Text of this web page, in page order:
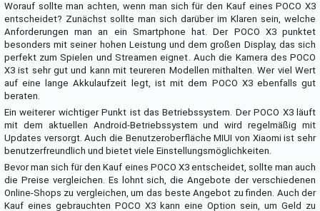
Worauf sollte man achten, wenn man sich für den Kauf eines POCO X3
entscheidet? Zunächst sollte man sich darüber im Klaren sein, welche
Anforderungen man an ein Smartphone hat. Der POCO X3 punktet
besonders mit seiner hohen Leistung und dem großen Display, das sich
perfekt zum Spielen und Streamen eignet. Auch die Kamera des POCO
X3 ist sehr gut und kann mit teureren Modellen mithalten. Wer viel Wert
auf eine lange Akkulaufzeit legt, ist mit dem POCO X3 ebenfalls gut
beraten.
Ein weiterer wichtiger Punkt ist das Betriebssystem. Der POCO X3 läuft
mit dem aktuellen Android-Betriebssystem und wird regelmäßig mit
Updates versorgt. Auch die Benutzeroberfläche MIUI von Xiaomi ist sehr
benutzerfreundlich und bietet viele Einstellungsmöglichkeiten.
Bevor man sich für den Kauf eines POCO X3 entscheidet, sollte man auch
die Preise vergleichen. Es lohnt sich, die Angebote der verschiedenen
Online-Shops zu vergleichen, um das beste Angebot zu finden. Auch der
Kauf eines gebrauchten POCO X3 kann eine Option sein, um Geld zu